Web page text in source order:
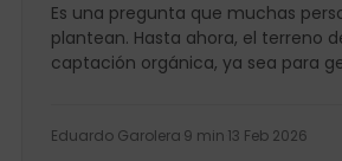
Es una pregunta que muchas
plantean. Hasta ahora, el terreno
captación orgánica, ya sea para
Eduardo Garolera 9 min 13 Feb 2026